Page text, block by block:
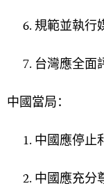
規範並執行
台灣應全面
中國當局：
中國應停止
中國應充分